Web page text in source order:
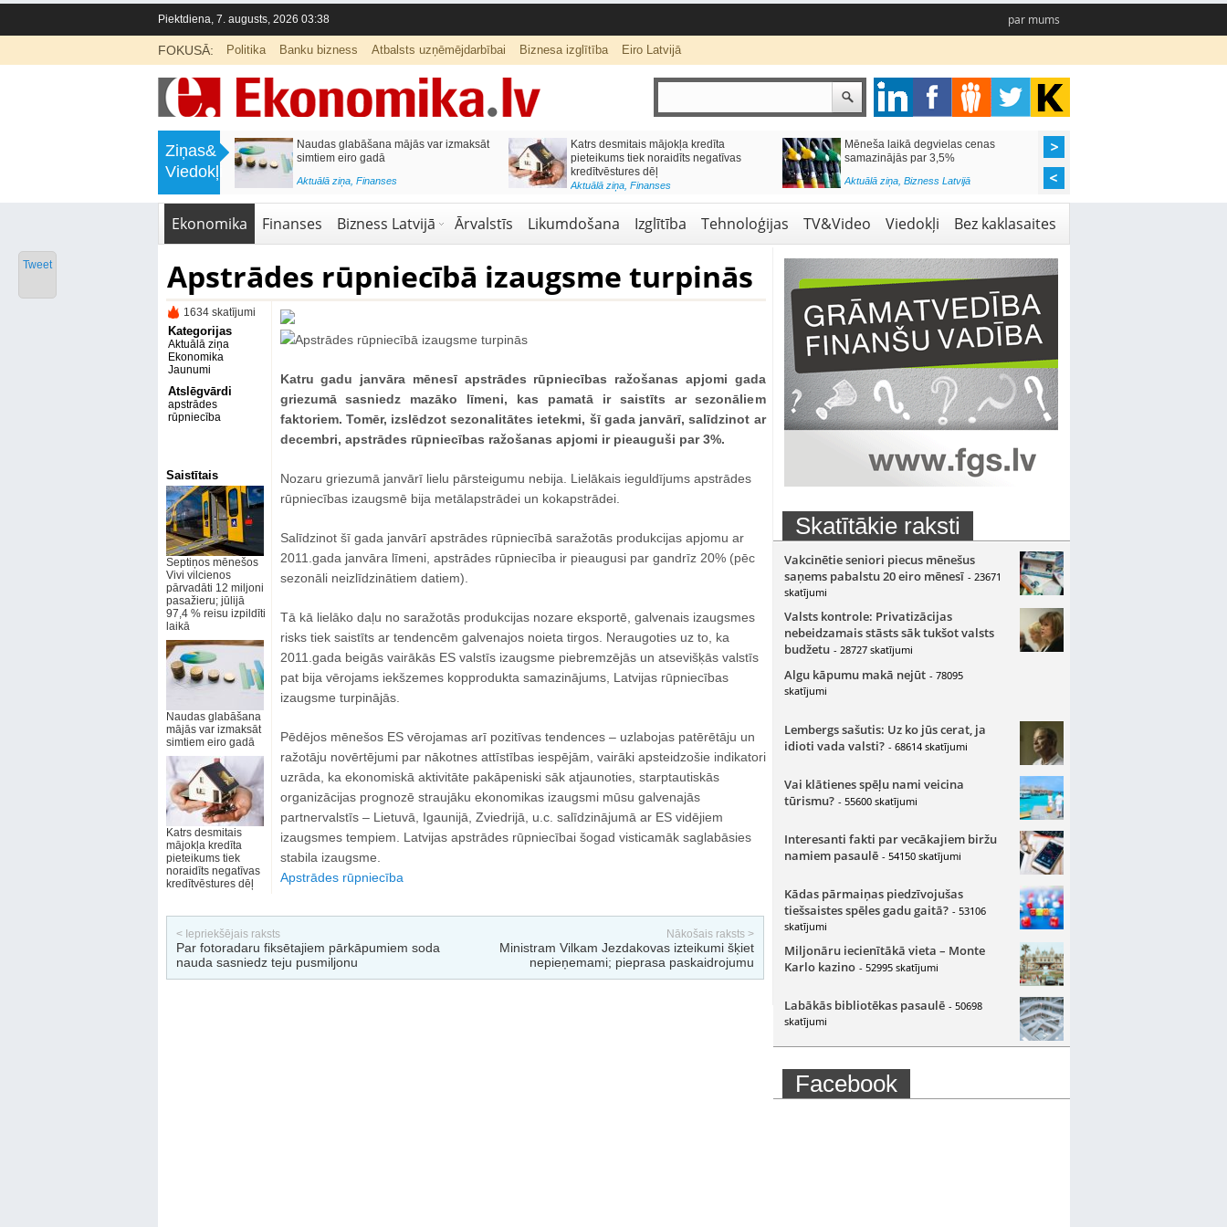
Piektdiena, 7. augusts, 2026 03:38 par mums
FOKUSĀ: Politika Banku bizness Atbalsts uzņēmējdarbībai Biznesa izglītība Eiro Latvijā
Ziņas&
Viedokļi
Septiņos mēnešos Vivi vilcienos
pārvadāti 12 miljoni pasažieru; jūlijā
Naudas glabāšana mājās var izmaksāt
simtiem eiro gadā
Aktuālā ziņa, Finanses
Katrs desmitais mājokļa kredīta
pieteikums tiek noraidīts negatīvas
kredītvēstures dēļ
Aktuālā ziņa, Finanses
Mēneša laikā degvielas cenas
samazinājās par 3,5%
Aktuālā ziņa, Bizness Latvijā
Ekonomika Finanses Bizness Latvijā Ārvalstīs Likumdošana Izglītība Tehnoloģijas TV&Video Viedokļi Bez kaklasaites
Apstrādes rūpniecībā izaugsme turpinās
1634 skatījumi
Kategorijas
Aktuālā ziņa
Ekonomika
Jaunumi
Atslēgvārdi
apstrādes
rūpniecība
Saistītais
Septiņos mēnešos
Vivi vilcienos
pārvadāti 12 miljoni
pasažieru; jūlijā
97,4 % reisu izpildīti
laikā
Naudas glabāšana
mājās var izmaksāt
simtiem eiro gadā
Katrs desmitais
mājokļa kredīta
pieteikums tiek
noraidīts negatīvas
kredītvēstures dēļ
Katru gadu janvāra mēnesī apstrādes rūpniecības ražošanas apjomi gada
griezumā sasniedz mazāko līmeni, kas pamatā ir saistīts ar sezonāliem
faktoriem. Tomēr, izslēdzot sezonalitātes ietekmi, šī gada janvārī, salīdzinot ar
decembri, apstrādes rūpniecības ražošanas apjomi ir pieauguši par 3%.
Nozaru griezumā janvārī lielu pārsteigumu nebija. Lielākais ieguldījums apstrādes
rūpniecības izaugsmē bija metālapstrādei un kokapstrādei.
Salīdzinot šī gada janvārī apstrādes rūpniecībā saražotās produkcijas apjomu ar
2011.gada janvāra līmeni, apstrādes rūpniecība ir pieaugusi par gandrīz 20% (pēc
sezonāli neizlīdzinātiem datiem).
Tā kā lielāko daļu no saražotās produkcijas nozare eksportē, galvenais izaugsmes
risks tiek saistīts ar tendencēm galvenajos noieta tirgos. Neraugoties uz to, ka
2011.gada beigās vairākās ES valstīs izaugsme piebremzējās un atsevišķās valstīs
pat bija vērojams iekšzemes kopprodukta samazinājums, Latvijas rūpniecības
izaugsme turpinājās.
Pēdējos mēnešos ES vērojamas arī pozitīvas tendences – uzlabojas patērētāju un
ražotāju novērtējumi par nākotnes attīstības iespējām, vairāki apsteidzošie indikatori
uzrāda, ka ekonomiskā aktivitāte pakāpeniski sāk atjaunoties, starptautiskās
organizācijas prognozē straujāku ekonomikas izaugsmi mūsu galvenajās
partnervalstīs – Lietuvā, Igaunijā, Zviedrijā, u.c. salīdzinājumā ar ES vidējiem
izaugsmes tempiem. Latvijas apstrādes rūpniecībai šogad visticamāk saglabāsies
stabila izaugsme.
Apstrādes rūpniecība
< Iepriekšējais raksts
Par fotoradaru fiksētajiem pārkāpumiem soda
nauda sasniedz teju pusmiljonu
Nākošais raksts >
Ministram Vilkam Jezdakovas izteikumi šķiet
nepieņemami; pieprasa paskaidrojumu
Skatītākie raksti
Vakcinētie seniori piecus mēnešus
saņems pabalstu 20 eiro mēnesī - 23671
skatījumi
Valsts kontrole: Privatizācijas
nebeidzamais stāsts sāk tukšot valsts
budžetu - 28727 skatījumi
Algu kāpumu makā nejūt - 78095
skatījumi
Lembergs sašutis: Uz ko jūs cerat, ja
idioti vada valsti? - 68614 skatījumi
Vai klātienes spēļu nami veicina
tūrismu? - 55600 skatījumi
Interesanti fakti par vecākajiem biržu
namiem pasaulē - 54150 skatījumi
Kādas pārmaiņas piedzīvojušas
tiešsaistes spēles gadu gaitā? - 53106
skatījumi
Miljonāru iecienītākā vieta – Monte
Karlo kazino - 52995 skatījumi
Labākās bibliotēkas pasaulē - 50698
skatījumi
Facebook
Tweet